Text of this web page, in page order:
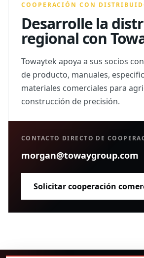
COOPERACIÓN CON
Desarrolle la
regional con
Towaytek apoya a sus socios
de producto, manuales,
materiales comerciales para
construcción de precisión.
CONTACTO DIRECTO DE
morgan@towaygroup.com
Solicitar cooperación